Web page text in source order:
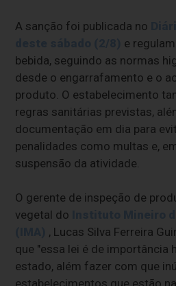
A sanção foi publicada no
e
bebida, seguindo as normas
desde o engarrafamento e o
produto. O estabelecimento
regras sanitárias previstas,
documentação em dia para
penalidades como multas e,
suspensão da atividade.
O gerente de inspeção de
vegetal do
, Lucas Silva Ferreira
que "essa lei é de importância
estado, além fazer com que